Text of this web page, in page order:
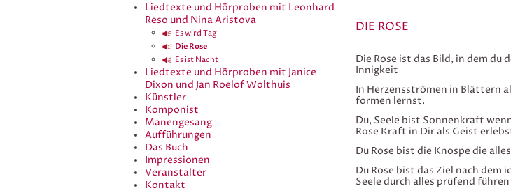
Liedtexte und Hörproben mit Leonhard
Reso und Nina Aristova
Es wird Tag
Die Rose
Es ist Nacht
Liedtexte und Hörproben mit Janice
Dixon und Jan Roelof Wolthuis
Künstler
Komponist
Manengesang
Aufführungen
Das Buch
Impressionen
Veranstalter
Kontakt
DIE ROSE
Die Rose ist das Bild, in dem du
Innigkeit
In Herzensströmen in Blättern
formen lernst.
Du, Seele bist Sonnenkraft
Rose Kraft in Dir als Geist
Du Rose bist die Knospe die
Du Rose bist das Ziel nach dem
Seele durch alles prüfend